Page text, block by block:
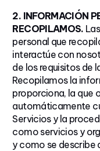
2. INFORMACIÓN
RECOPILAMOS.
personal que
interactúe con
de los requisitos de
Recopilamos la
proporciona, la que
automáticamente
Servicios y la
como servicios y
y como se describe